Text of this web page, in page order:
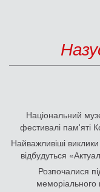
Національний
фестивалі пам'яті
Найважливіші виклики
відбудуться
Розпочалися
меморіального